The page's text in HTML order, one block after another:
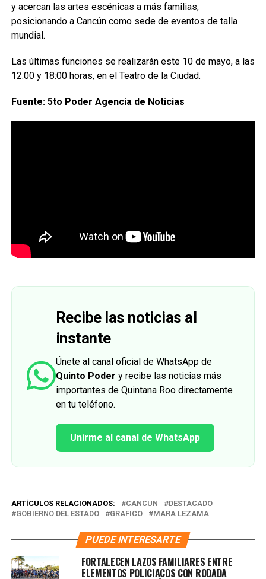
y acercan las artes escénicas a más familias,
posicionando a Cancún como sede de eventos de talla
mundial.
Las últimas funciones se realizarán este 10 de mayo, a las
12:00 y 18:00 horas, en el Teatro de la Ciudad.
Fuente: 5to Poder Agencia de Noticias
Recibe las noticias al
instante
Únete al canal oficial de WhatsApp de
Quinto Poder y recibe las noticias más
importantes de Quintana Roo directamente
en tu teléfono.
Unirme al canal de WhatsApp
ARTÍCULOS RELACIONADOS: CANCUN
DESTACADO
GOBIERNO DEL ESTADO
GRAFICO MARA LEZAMA
PUEDE INTERESARTE
FORTALECEN LAZOS FAMILIARES ENTRE
ELEMENTOS POLICIACOS CON RODADA